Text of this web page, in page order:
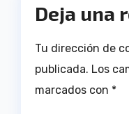
Deja una
Tu dirección de
publicada. Los
marcados con *